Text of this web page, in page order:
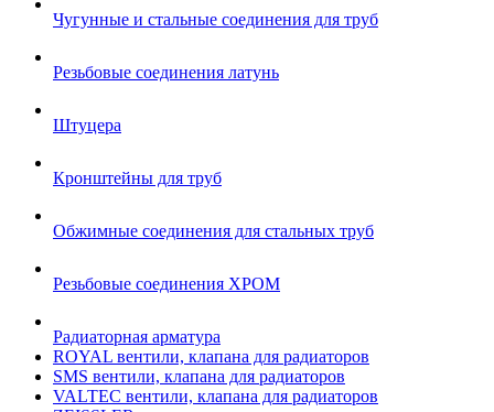
Чугунные и стальные соединения для труб
Резьбовые соединения латунь
Штуцера
Кронштейны для труб
Обжимные соединения для стальных труб
Резьбовые соединения ХРОМ
Радиаторная арматура
ROYAL вентили, клапана для радиаторов
SMS вентили, клапана для радиаторов
VALTEC вентили, клапана для радиаторов